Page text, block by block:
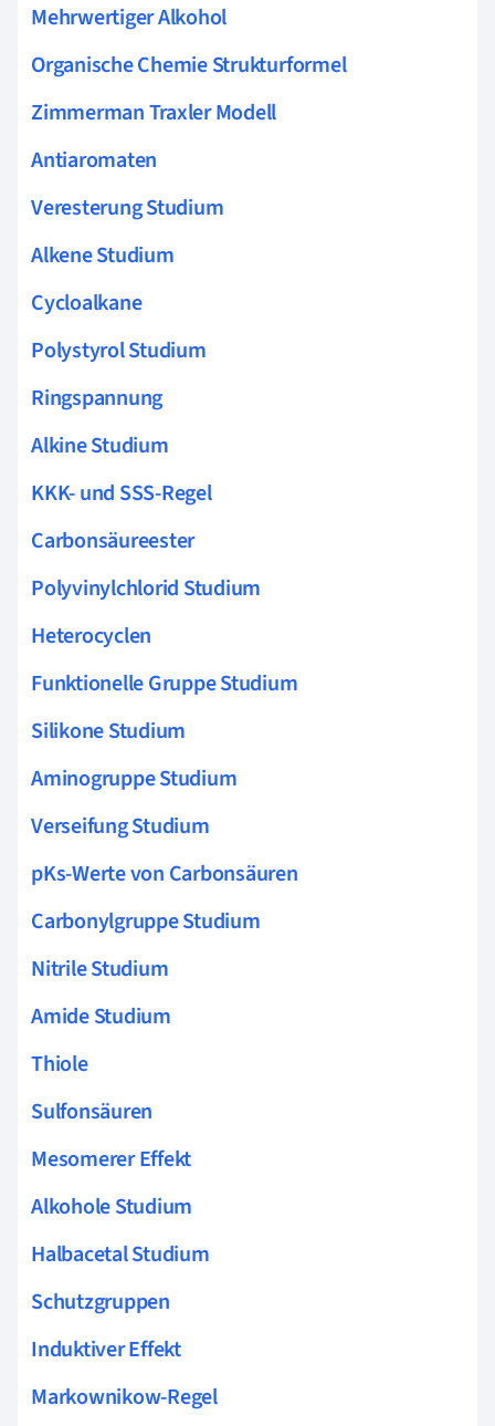
Mehrwertiger Alkohol
Organische Chemie Strukturformel
Zimmerman Traxler Modell
Antiaromaten
Veresterung Studium
Alkene Studium
Cycloalkane
Polystyrol Studium
Ringspannung
Alkine Studium
KKK- und SSS-Regel
Carbonsäureester
Polyvinylchlorid Studium
Heterocyclen
Funktionelle Gruppe Studium
Silikone Studium
Aminogruppe Studium
Verseifung Studium
pKs-Werte von Carbonsäuren
Carbonylgruppe Studium
Nitrile Studium
Amide Studium
Thiole
Sulfonsäuren
Mesomerer Effekt
Alkohole Studium
Halbacetal Studium
Schutzgruppen
Induktiver Effekt
Markownikow-Regel